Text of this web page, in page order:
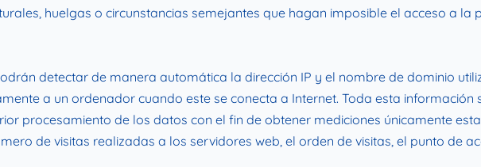
huelgas o circunstancias semejantes que hagan imposible el acceso a la
detectar de manera automática la dirección IP y el nombre de dominio
a un ordenador cuando este se conecta a Internet. Toda esta información
procesamiento de los datos con el fin de obtener mediciones únicamente
de visitas realizadas a los servidores web, el orden de visitas, el punto de